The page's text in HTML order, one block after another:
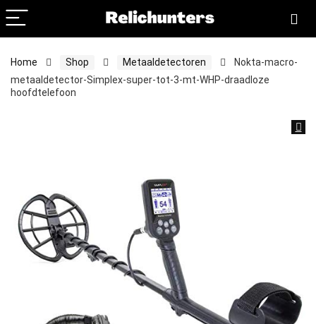
Home Shop Metaaldetectoren
Nokta-macro-
metaaldetector-Simplex-super-tot-3-mt-WHP-draadloze
hoofdtelefoon